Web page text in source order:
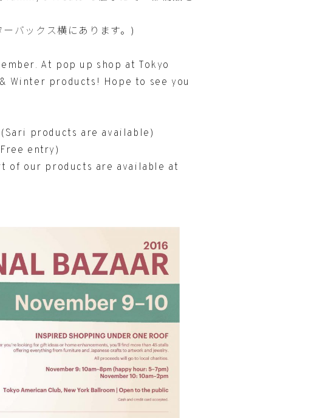
バックス横にあります。)
At pop up shop at Tokyo
Winter products! Hope to see you
products are available)
entry)
of our products are available at